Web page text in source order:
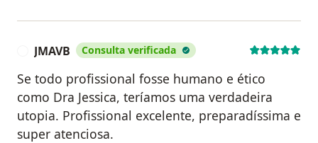
JMAVB Consulta verificada
Se todo profissional fosse humano e ético
como Dra Jessica, teríamos uma verdadeira
utopia. Profissional excelente, preparadíssima e
super atenciosa.